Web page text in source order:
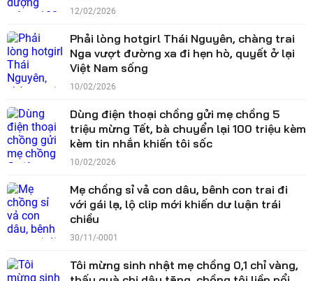
12/02/2026
Phải lòng hotgirl Thái Nguyên, chàng trai
Nga vượt đường xa đi hẹn hò, quyết ở lại
Việt Nam sống
10/02/2026
Dùng điện thoại chồng gửi mẹ chồng 5
triệu mừng Tết, bà chuyển lại 100 triệu kèm
kèm tin nhắn khiến tôi sốc
10/02/2026
Mẹ chồng sỉ vả con dâu, bênh con trai đi
với gái lạ, lộ clip mới khiến dư luận trái
chiều
30/11/-0001
Tôi mừng sinh nhật mẹ chồng 0,1 chỉ vàng,